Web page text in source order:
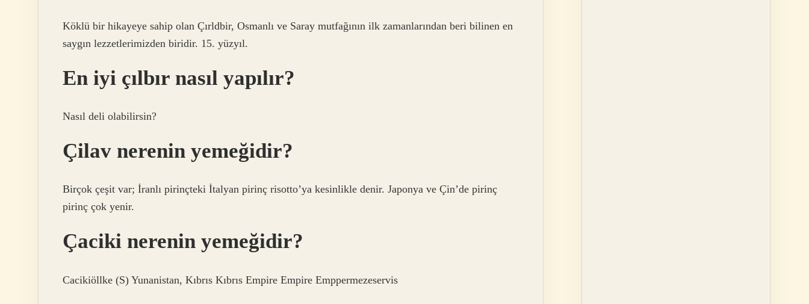
Köklü bir hikayeye sahip olan Çırldbir, Osmanlı ve Saray mutfağının ilk zamanlarından beri bilinen en
saygın lezzetlerimizden biridir. 15. yüzyıl.
En iyi çılbır nasıl yapılır?
Nasıl deli olabilirsin?
Çilav nerenin yemeğidir?
Birçok çeşit var; İranlı pirinçteki İtalyan pirinç risotto’ya kesinlikle denir. Japonya ve Çin’de pirinç
pirinç çok yenir.
Çaciki nerenin yemeğidir?
Cacikiöllke (S) Yunanistan, Kıbrıs Kıbrıs Empire Empire Emppermezeservis